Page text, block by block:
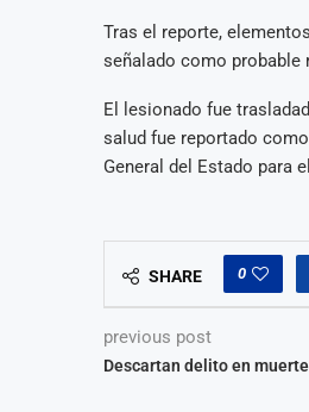
Tras el reporte,
señalado como probable
El lesionado fue
salud fue reportado
General del Estado para
SHARE 0
previous post
Descartan delito en muerte